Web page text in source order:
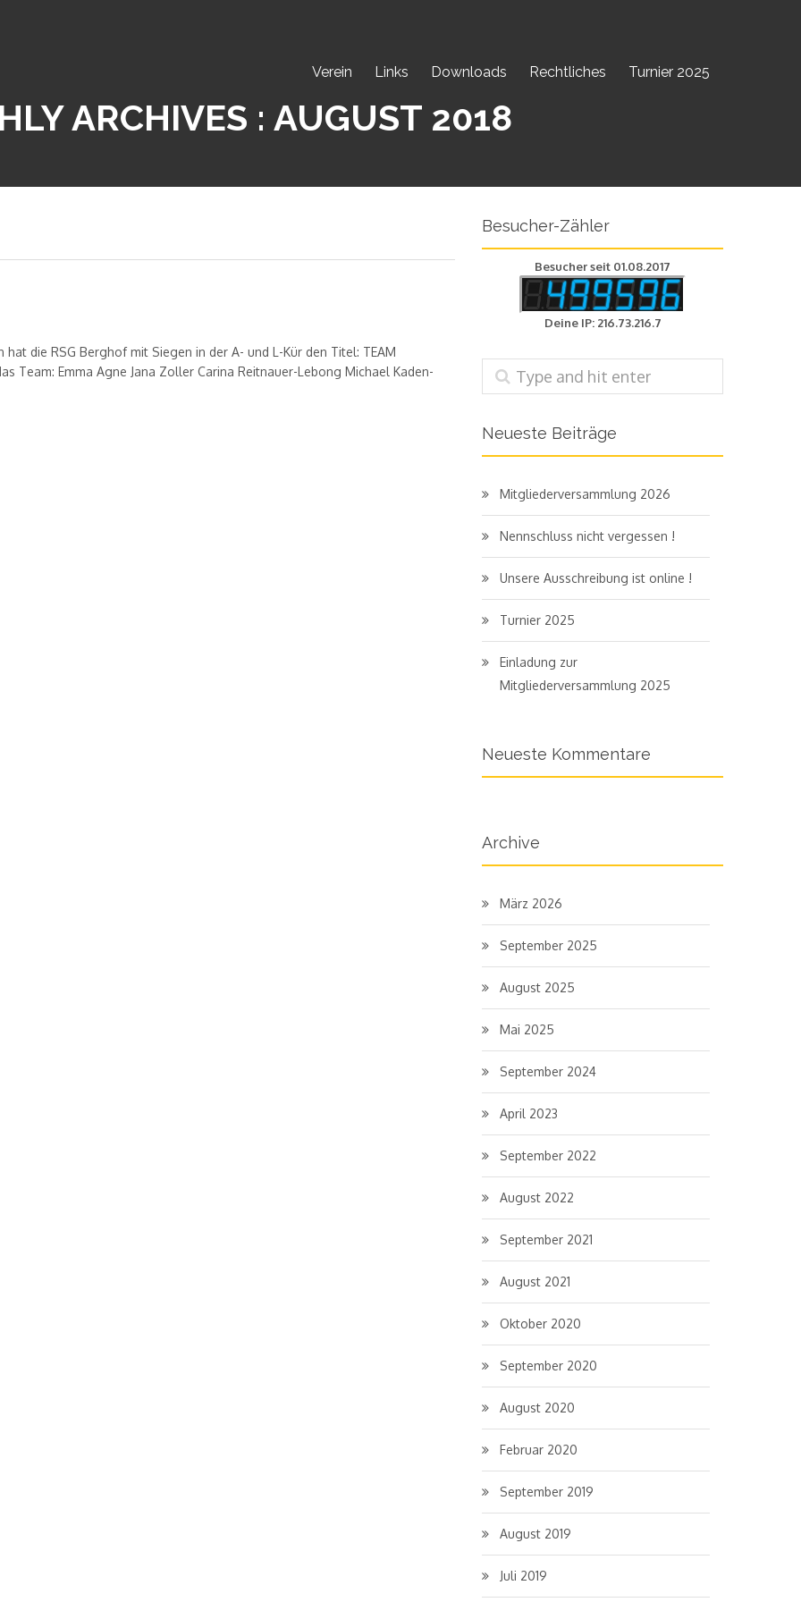
Verein Links Downloads Rechtliches Turnier 2025
ARCHIVES : AUGUST 2018
die RSG Berghof mit Siegen in der A- und L-Kür den Titel: TEAM
Team: Emma Agne Jana Zoller Carina Reitnauer-Lebong Michael Kaden-
Besucher-Zähler
Besucher seit 01.08.2017
Deine IP: 216.73.216.7
Neueste Beiträge
Mitgliederversammlung 2026
Nennschluss nicht vergessen !
Unsere Ausschreibung ist online !
Turnier 2025
Einladung zur
Mitgliederversammlung 2025
Neueste Kommentare
Archive
März 2026
September 2025
August 2025
Mai 2025
September 2024
April 2023
September 2022
August 2022
September 2021
August 2021
Oktober 2020
September 2020
August 2020
Februar 2020
September 2019
August 2019
Juli 2019